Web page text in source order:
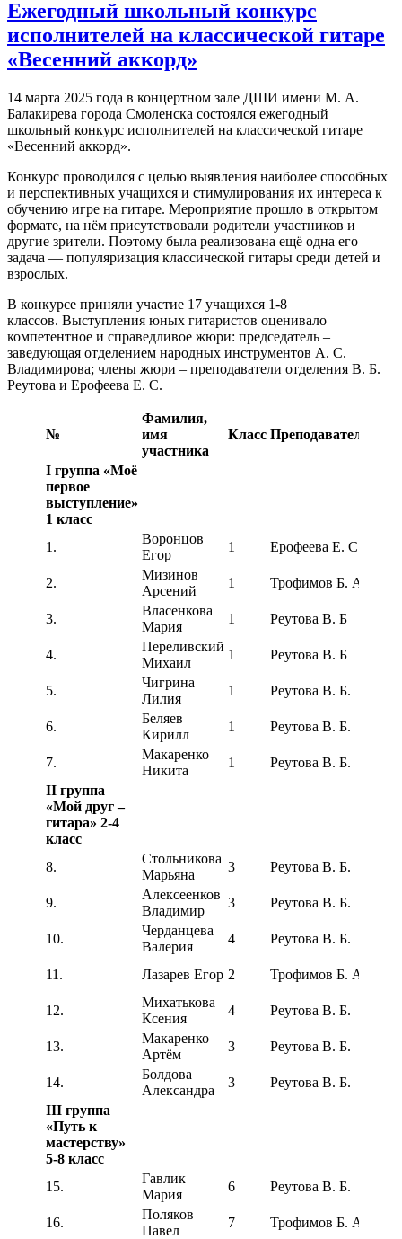
Ежегодный школьный конкурс
исполнителей на классической гитаре
«Весенний аккорд»
14 марта 2025 года в концертном зале ДШИ имени М. А.
Балакирева города Смоленска состоялся ежегодный
школьный конкурс исполнителей на классической гитаре
«Весенний аккорд».
Конкурс проводился с целью выявления наиболее способных
и перспективных учащихся и стимулирования их интереса к
обучению игре на гитаре. Мероприятие прошло в открытом
формате, на нём присутствовали родители участников и
другие зрители. Поэтому была реализована ещё одна его
задача — популяризация классической гитары среди детей и
взрослых.
В конкурсе приняли участие 17 учащихся 1-8
классов. Выступления юных гитаристов оценивало
компетентное и справедливое жюри: председатель –
заведующая отделением народных инструментов А. С.
Владимирова; члены жюри – преподаватели отделения В. Б.
Реутова и Ерофеева Е. С.
№
Фамилия,
имя
участника
Класс Преподаватель
I группа «Моё
первое
выступление»
1 класс
1.
Воронцов
Егор
1 Ерофеева Е. С.
2.
Мизинов
Арсений
1 Трофимов Б. А.
3.
Власенкова
Мария
1 Реутова В. Б
4.
Переливский
Михаил
1 Реутова В. Б
5.
Чигрина
Лилия
1 Реутова В. Б.
6.
Беляев
Кирилл
1 Реутова В. Б.
7.
Макаренко
Никита
1 Реутова В. Б.
II группа
«Мой друг –
гитара» 2-4
класс
8.
Стольникова
Марьяна
3 Реутова В. Б.
9.
Алексеенков
Владимир
3 Реутова В. Б.
10.
Черданцева
Валерия
4 Реутова В. Б.
11.
Лазарев Егор 2 Трофимов Б. А.
12.
Михатькова
Ксения
4 Реутова В. Б.
13.
Макаренко
Артём
3 Реутова В. Б.
14.
Болдова
Александра
3 Реутова В. Б.
III группа
«Путь к
мастерству»
5-8 класс
15.
Гавлик
Мария
6 Реутова В. Б.
16.
Поляков
Павел
7 Трофимов Б. А.